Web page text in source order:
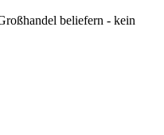
beliefern - kein